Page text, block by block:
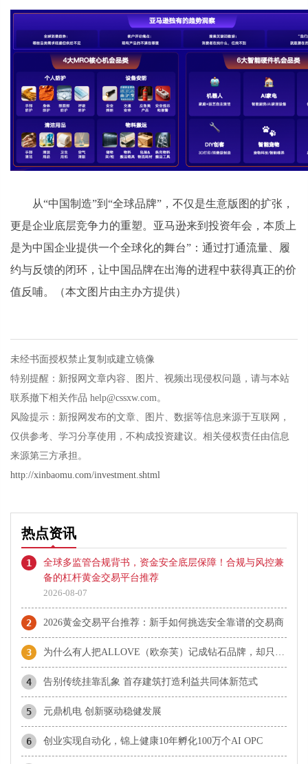
从“中国制造”到“全球品牌”，不仅是生意版图的扩张，
更是企业底层竞争力的重塑。亚马逊来到投资年会，本质上
是为中国企业提供一个全球化的舞台”：通过打通流量、履
约与反馈的闭环，让中国品牌在出海的进程中获得真正的价
值反哺。（本文图片由主办方提供）
未经书面授权禁止复制或建立镜像
特别提醒：新报网文章内容、图片、视频出现侵权问题，请与本站
联系撤下相关作品 help@cssxw.com。
风险提示：新报网发布的文章、图片、数据等信息来源于互联网，
仅供参考、学习分享使用，不构成投资建议。相关侵权责任由信息
来源第三方承担。
http://xinbaomu.com/investment.shtml
热点资讯
1
全球多监管合规背书，资金安全底层保障！合规与风控兼
备的杠杆黄金交易平台推荐
2026-08-07
2 2026黄金交易平台推荐：新手如何挑选安全靠谱的交易商
3
4 告别传统挂靠乱象 首存建筑打造利益共同体新范式
5 元鼎机电 创新驱动稳健发展
6 创业实现自动化，锦上健康10年孵化100万个AI OPC